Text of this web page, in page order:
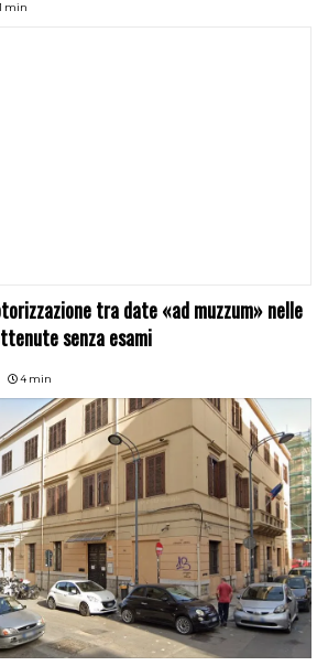
min
tra date «ad muzzum» nelle
senza esami
4 min